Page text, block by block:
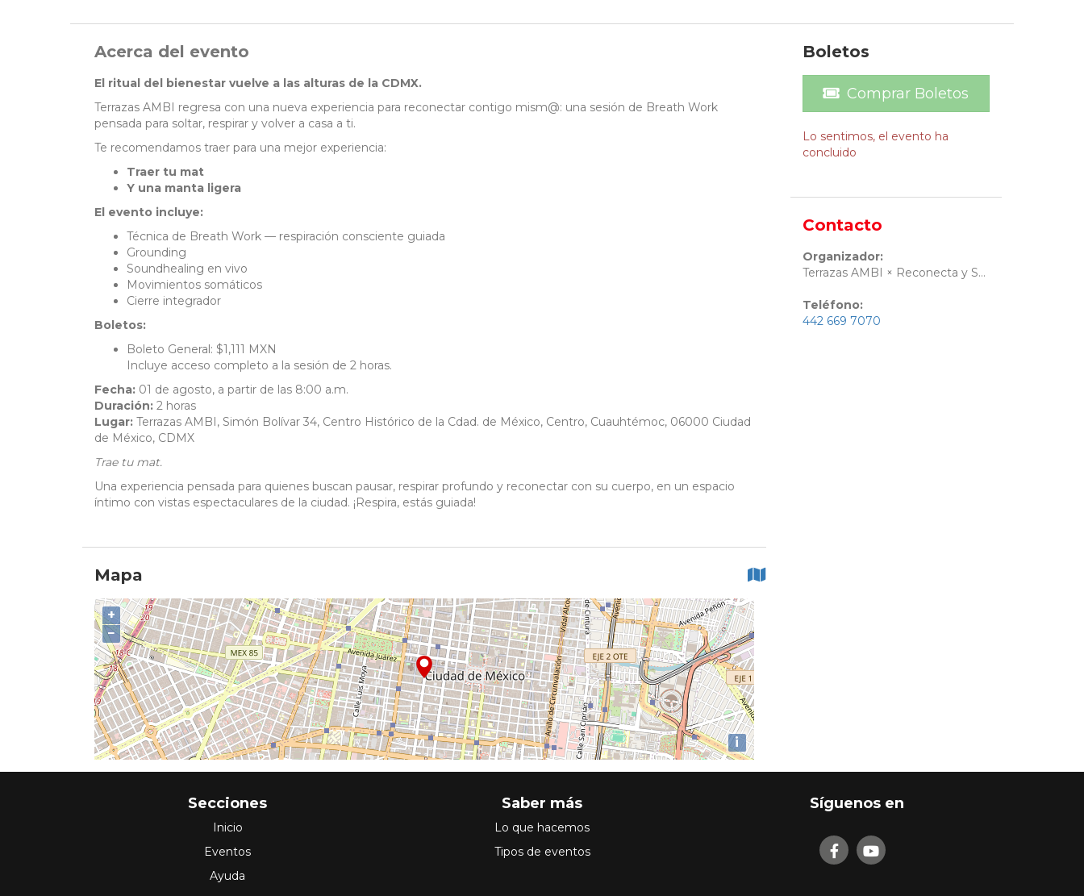
Acerca del evento
El ritual del bienestar vuelve a las alturas de la CDMX.
Terrazas AMBI regresa con una nueva experiencia para reconectar contigo mism@: una sesión de Breath Work
pensada para soltar, respirar y volver a casa a ti.
Te recomendamos traer para una mejor experiencia:
Traer tu mat
Y una manta ligera
El evento incluye:
Técnica de Breath Work — respiración consciente guiada
Grounding
Soundhealing en vivo
Movimientos somáticos
Cierre integrador
Boletos:
Boleto General: $1,111 MXN
Incluye acceso completo a la sesión de 2 horas.
Fecha: 01 de agosto, a partir de las 8:00 a.m.
Duración: 2 horas
Lugar: Terrazas AMBI, Simón Bolívar 34, Centro Histórico de la Cdad. de México, Centro, Cuauhtémoc, 06000 Ciudad
de México, CDMX
Trae tu mat.
Una experiencia pensada para quienes buscan pausar, respirar profundo y reconectar con su cuerpo, en un espacio
íntimo con vistas espectaculares de la ciudad. ¡Respira, estás guiada!
Mapa
+
−
i
Boletos
Comprar Boletos
Lo sentimos, el evento ha
concluido
Contacto
Organizador:
Terrazas AMBI × Reconecta y Sana
Teléfono:
442 669 7070
Secciones
Inicio
Eventos
Ayuda
Saber más
Lo que hacemos
Tipos de eventos
Síguenos en